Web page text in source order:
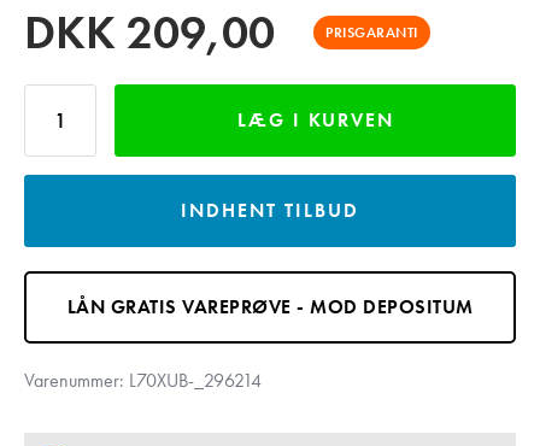
DKK 209,00 PRISGARANTI
LÆG I KURVEN
INDHENT TILBUD
LÅN GRATIS VAREPRØVE - MOD DEPOSITUM
Varenummer: L70XUB-_296214